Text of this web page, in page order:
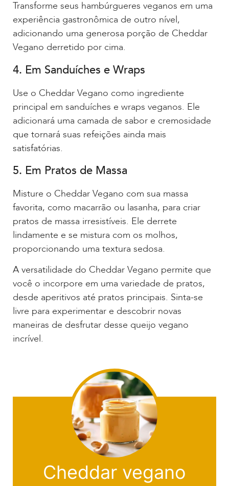
Transforme seus hambúrgueres veganos em uma
experiência gastronômica de outro nível,
adicionando uma generosa porção de Cheddar
Vegano derretido por cima.
4. Em Sanduíches e Wraps
Use o Cheddar Vegano como ingrediente
principal em sanduíches e wraps veganos. Ele
adicionará uma camada de sabor e cremosidade
que tornará suas refeições ainda mais
satisfatórias.
5. Em Pratos de Massa
Misture o Cheddar Vegano com sua massa
favorita, como macarrão ou lasanha, para criar
pratos de massa irresistíveis. Ele derrete
lindamente e se mistura com os molhos,
proporcionando uma textura sedosa.
A versatilidade do Cheddar Vegano permite que
você o incorpore em uma variedade de pratos,
desde aperitivos até pratos principais. Sinta-se
livre para experimentar e descobrir novas
maneiras de desfrutar desse queijo vegano
incrível.
Cheddar vegano